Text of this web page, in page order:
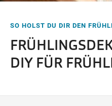
SO HOLST DU DIR DEN
DIY FÜR